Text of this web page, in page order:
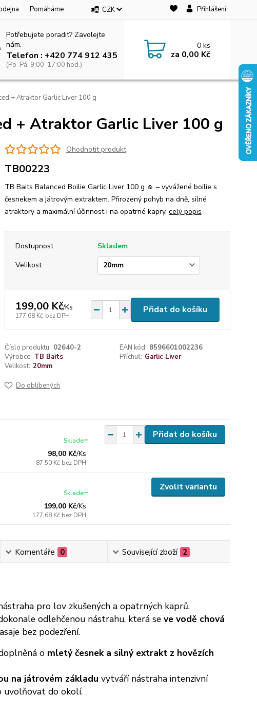
Pomáháme CZK Přihlášení
Potřebujete poradit? Zavolejte
nám.
Telefon : +420 774 912 435
(Po-Pá, 9:00-17:00 hod.)
0ks
za 0,00 Kč
+ Atraktor Garlic Liver 100 g
+ Atraktor Garlic Liver 100 g
Ohodnotit produkt
TB00223
TB Baits Balanced Boilie Garlic Liver 100 g 🧄 – vyvážené boilie s
česnekem a játrovým extraktem. Přirozený pohyb na dně, silné
atraktory a maximální účinnost i na opatrné kapry. celý popis
Dostupnost
Skladem
Velikost
199,00 Kč/Ks
177,68 Kč bez DPH
Přidat do košíku
Číslo produktu: 02640-2 EAN kód: 8596601002236
Výrobce: TB Baits Příchuť: Garlic Liver
Velikost: 20mm
Do oblíbených
98,00 Kč/Ks
87,50 Kč bez DPH
Skladem
Přidat do košíku
199,00 Kč/Ks
177,68 Kč bez DPH
Skladem
Zvolit variantu
Komentáře 0 Související zboží 2
pro lov zkušených a opatrných kaprů.
odlehčenou nástrahu, která se ve vodě chová
bez podezření.
o mletý česnek a silný extrakt z hovězích
na játrovém základu vytváří nástraha intenzivní
uvolňovat do okolí.